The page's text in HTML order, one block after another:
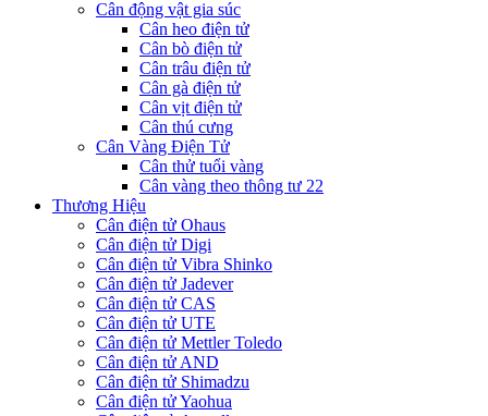
Cân động vật gia súc
Cân heo điện tử
Cân bò điện tử
Cân trâu điện tử
Cân gà điện tử
Cân vịt điện tử
Cân thú cưng
Cân Vàng Điện Tử
Cân thử tuổi vàng
Cân vàng theo thông tư 22
Thương Hiệu
Cân điện tử Ohaus
Cân điện tử Digi
Cân điện tử Vibra Shinko
Cân điện tử Jadever
Cân điện tử CAS
Cân điện tử UTE
Cân điện tử Mettler Toledo
Cân điện tử AND
Cân điện tử Shimadzu
Cân điện tử Yaohua